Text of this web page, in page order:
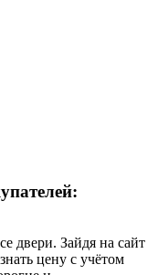
двери. Зайдя на сайт
цену с учётом